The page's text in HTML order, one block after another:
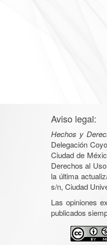
Aviso legal:
Hechos y
Delegación
Ciudad de
Derechos al
la última
s/n, Ciudad
Las opiniones
publicados